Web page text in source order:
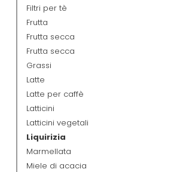
Filtri per tè
Frutta
Frutta secca
Frutta secca
Grassi
Latte
Latte per caffè
Latticini
Latticini vegetali
Liquirizia
Marmellata
Miele di acacia